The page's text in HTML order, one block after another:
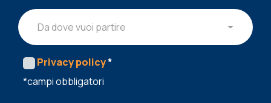
Da dove vuoi partire
Privacy policy*
*campi obbligatori